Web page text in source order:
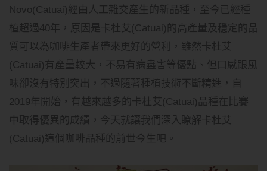
Novo(Catuai)經由人工雜交產生的新品種，至今已經種
植超過40年，原因是卡杜艾(Catuai)的高產量及穩定的品
質可以為咖啡生產者帶來更好的營利，雖然卡杜艾
(Catuai)有產量較大，不易有病蟲害等優點、但口感跟風
味卻沒有特別突出，不過隨著種植技術不斷精進，自
2019年開始，有越來越多的卡杜艾(Catuai)品種在比賽
中取得優異的成績，今天就讓我們深入瞭解卡杜艾
(Catuai)這個咖啡品種的前世今生吧。